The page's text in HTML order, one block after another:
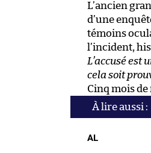
L’ancien
d’une
témoins
l’incident,
L’accusé est
cela soit
Cinq mois de
AL